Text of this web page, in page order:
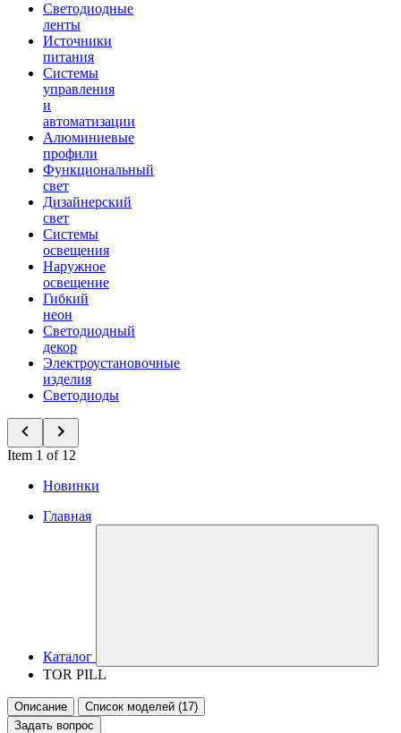
Светодиодные
ленты
Источники
питания
Системы
управления
и
автоматизации
Алюминиевые
профили
Функциональный
свет
Дизайнерский
свет
Системы
освещения
Наружное
освещение
Гибкий
неон
Светодиодный
декор
Электроустановочные
изделия
Светодиоды
Item 1 of 12
Новинки
Главная
Каталог
TOR PILL
Описание
Список моделей (17)
Задать вопрос